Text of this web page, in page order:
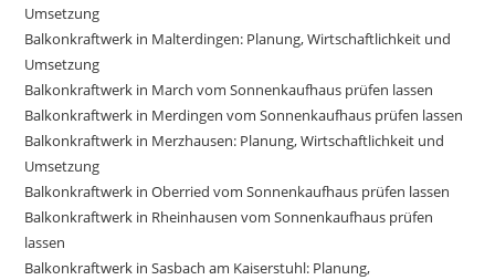
Umsetzung
Balkonkraftwerk in Malterdingen: Planung, Wirtschaftlichkeit und
Umsetzung
Balkonkraftwerk in March vom Sonnenkaufhaus prüfen lassen
Balkonkraftwerk in Merdingen vom Sonnenkaufhaus prüfen lassen
Balkonkraftwerk in Merzhausen: Planung, Wirtschaftlichkeit und
Umsetzung
Balkonkraftwerk in Oberried vom Sonnenkaufhaus prüfen lassen
Balkonkraftwerk in Rheinhausen vom Sonnenkaufhaus prüfen
lassen
Balkonkraftwerk in Sasbach am Kaiserstuhl: Planung,